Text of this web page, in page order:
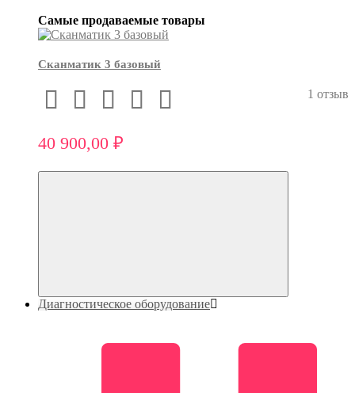
Самые продаваемые товары
Сканматик 3 базовый
1 отзыв
40 900,00 ₽
Диагностическое оборудование